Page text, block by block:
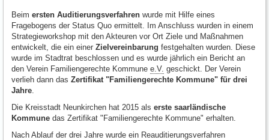
Beim ersten Auditierungsverfahren wurde mit Hilfe eines
Fragebogens der Status Quo ermittelt. Im Anschluss wurden in einem
Strategieworkshop mit den Akteuren vor Ort Ziele und Maßnahmen
entwickelt, die ein einer Zielvereinbarung festgehalten wurden. Diese
wurde im Stadtrat beschlossen und es wurde jährlich ein Bericht an
den Verein Familiengerechte Kommune e.V. geschickt. Der Verein
verlieh dann das Zertifikat "Familiengerechte Kommune" für drei
Jahre
Die Kreisstadt Neunkirchen hat 2015 als erste saarländische
Kommune das Zertifikat "Familiengerechte Kommune" erhalten.
Nach Ablauf der drei Jahre wurde ein Reauditierungsverfahren